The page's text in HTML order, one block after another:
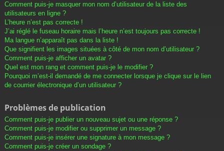
Comment puis-je masquer mon nom d’utilisateur de la liste des
utilisateurs en ligne ?
L’heure n’est pas correcte !
J’ai réglé le fuseau horaire mais l’heure n’est toujours pas correcte !
Ma langue n’apparaît pas dans la liste !
Que signifient les images situées à côté de mon nom d’utilisateur ?
Comment puis-je afficher un avatar ?
Quel est mon rang et comment puis-je le modifier ?
Pourquoi m’est-il demandé de me connecter lorsque je clique sur le lien
de courrier électronique d’un utilisateur ?
Problèmes de publication
Comment puis-je publier un nouveau sujet ou une réponse ?
Comment puis-je modifier ou supprimer un message ?
Comment puis-je insérer une signature à mon message ?
Comment puis-je créer un sondage ?